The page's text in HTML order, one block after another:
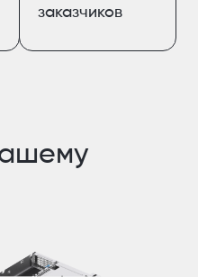
заказчиков